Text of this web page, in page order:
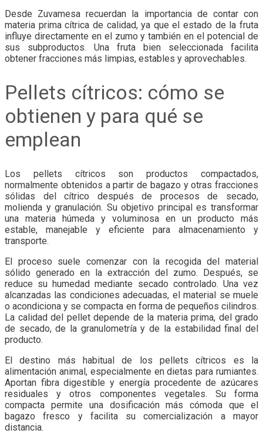
Desde Zuvamesa recuerdan la importancia de contar con
materia prima cítrica de calidad, ya que el estado de la fruta
influye directamente en el zumo y también en el potencial de
sus subproductos. Una fruta bien seleccionada facilita
obtener fracciones más limpias, estables y aprovechables.
Pellets cítricos: cómo se
obtienen y para qué se
emplean
Los pellets cítricos son productos compactados,
normalmente obtenidos a partir de bagazo y otras fracciones
sólidas del cítrico después de procesos de secado,
molienda y granulación. Su objetivo principal es transformar
una materia húmeda y voluminosa en un producto más
estable, manejable y eficiente para almacenamiento y
transporte.
El proceso suele comenzar con la recogida del material
sólido generado en la extracción del zumo. Después, se
reduce su humedad mediante secado controlado. Una vez
alcanzadas las condiciones adecuadas, el material se muele
o acondiciona y se compacta en forma de pequeños cilindros.
La calidad del pellet depende de la materia prima, del grado
de secado, de la granulometría y de la estabilidad final del
producto.
El destino más habitual de los pellets cítricos es la
alimentación animal, especialmente en dietas para rumiantes.
Aportan fibra digestible y energía procedente de azúcares
residuales y otros componentes vegetales. Su forma
compacta permite una dosificación más cómoda que el
bagazo fresco y facilita su comercialización a mayor
distancia.